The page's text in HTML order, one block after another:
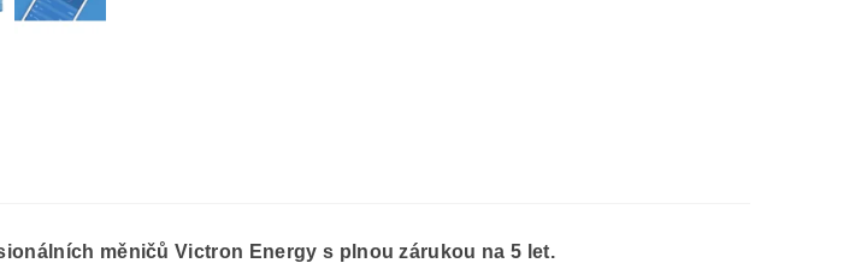
měničů Victron Energy s plnou zárukou na 5 let.